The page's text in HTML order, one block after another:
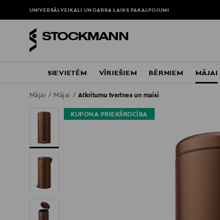
UNIVERSĀLVEIKALI UN DARBA LAIKSPAKALPOJUMI
SIEVIETĒM VĪRIEŠIEM BĒRNIEM MĀJAI
Mājai Mājai Atkritumu tvertnes un maisi
KUPONA PRIEKŠROCĪBA